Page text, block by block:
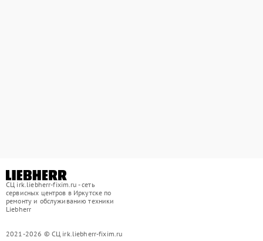
СЦ irk.liebherr-fixim.ru - сеть
сервисных центров в Иркутске по
ремонту и обслуживанию техники
Liebherr
2021-2026 © СЦ irk.liebherr-fixim.ru